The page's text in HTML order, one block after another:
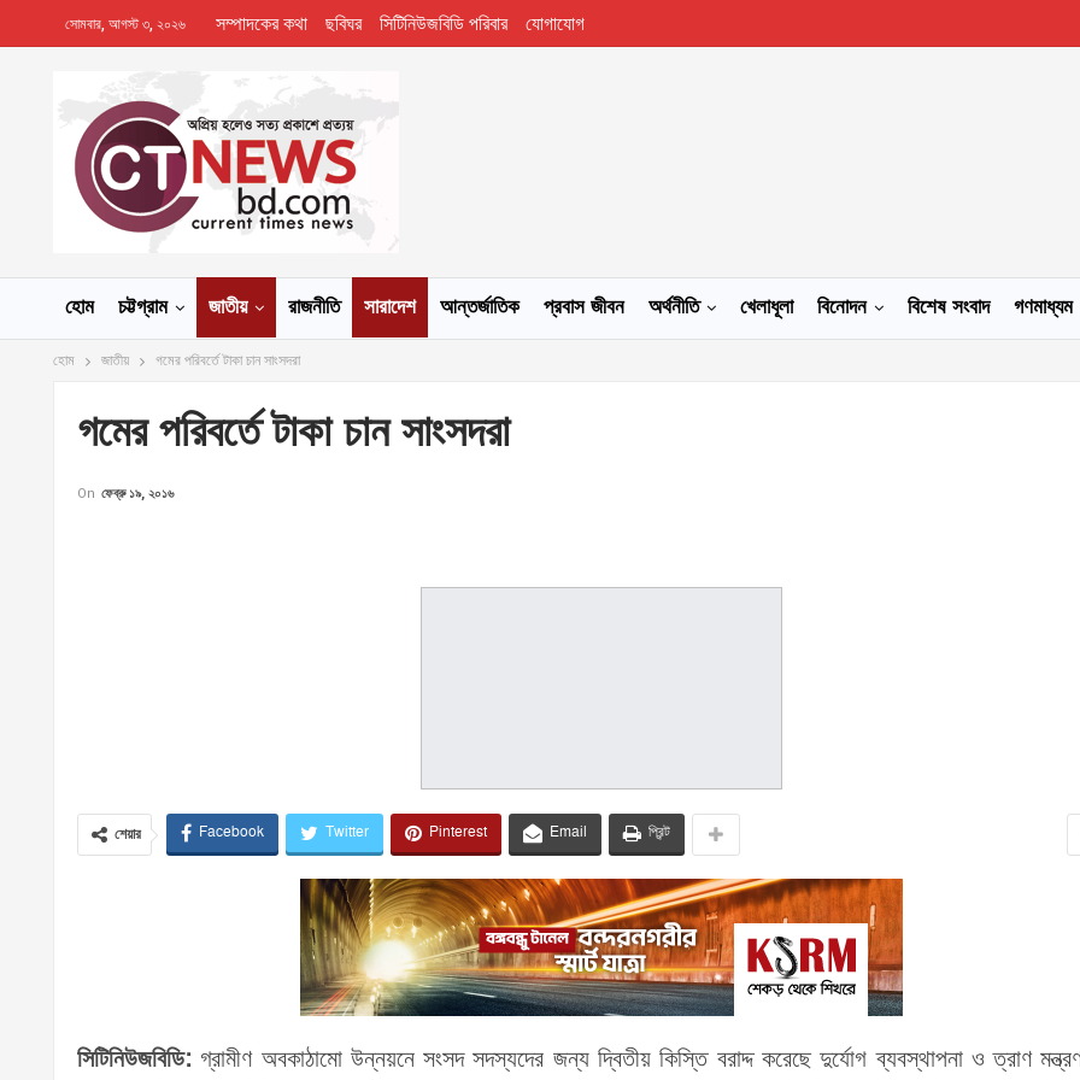
সোমবার, আগস্ট ৩, ২০২৬ সম্পাদকের কথা ছবিঘর সিটিনিউজবিডি পরিবার যোগাযোগ
হোম চট্টগ্রাম জাতীয় রাজনীতি সারাদেশ আন্তর্জাতিক প্রবাস জীবন অর্থনীতি খেলাধূলা বিনোদন বিশেষ সংবাদ গণমাধ্যম
হোম জাতীয় গমের পরিবর্তে টাকা চান সাংসদরা
গমের পরিবর্তে টাকা চান সাংসদরা
On ফেব্রু ১৯, ২০১৬
শেয়ার Facebook Twitter Pinterest Email প্রিন্ট
সিটিনিউজবিডি: গ্রামীণ অবকাঠামো উন্নয়নে সংসদ সদস্যদের জন্য দ্বিতীয় কিস্তি বরাদ্দ করেছে দুর্যোগ ব্যবস্থাপনা ও ত্রাণ